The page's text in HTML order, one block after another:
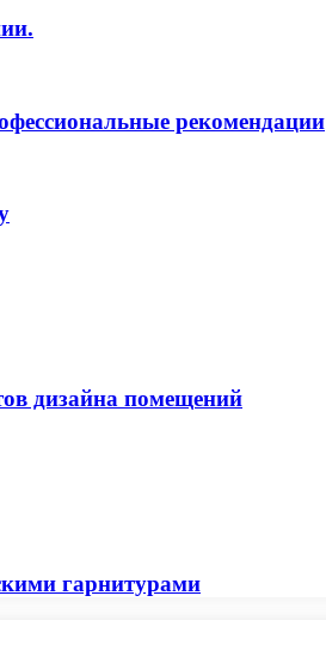
рекомендации
дизайна помещений
гарнитурами